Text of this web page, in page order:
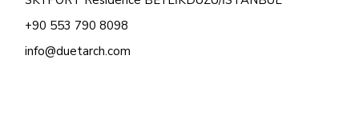
+90 553 790 8098
info@duetarch.com